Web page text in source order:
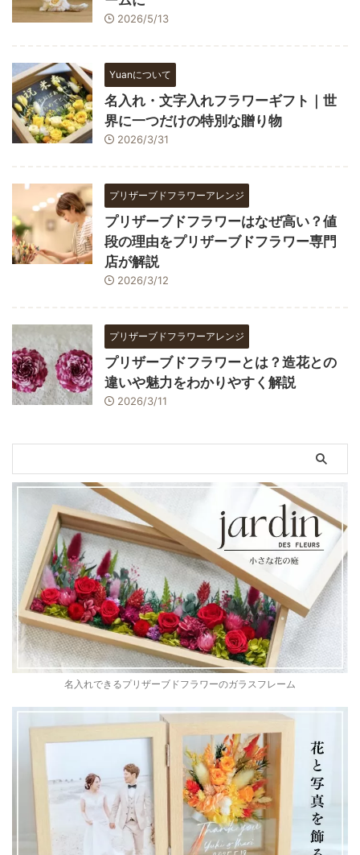
2026/5/13
Yuanについて
名入れ・文字入れフラワーギフト｜世
界に一つだけの特別な贈り物
2026/3/31
プリザーブドフラワーアレンジ
プリザーブドフラワーはなぜ高い？値
段の理由をプリザーブドフラワー専門
店が解説
2026/3/12
プリザーブドフラワーアレンジ
プリザーブドフラワーとは？造花との
違いや魅力をわかりやすく解説
2026/3/11
名入れできるプリザーブドフラワーのガラスフレーム